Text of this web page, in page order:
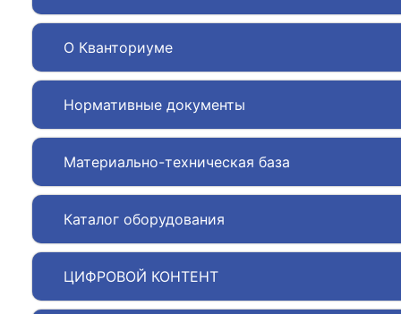
О Кванториуме
Нормативные документы
Материально-техническая база
Каталог оборудования
ЦИФРОВОЙ КОНТЕНТ